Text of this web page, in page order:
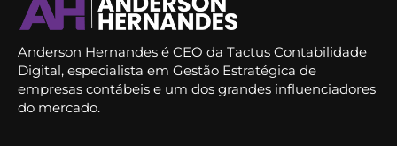
Anderson Hernandes é CEO da Tactus Contabilidade
Digital, especialista em Gestão Estratégica de
empresas contábeis e um dos grandes influenciadores
do mercado.